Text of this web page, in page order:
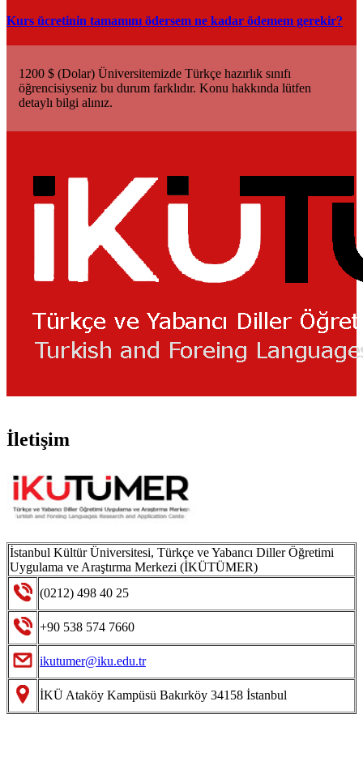
Kurs ücretinin tamamını ödersem ne kadar ödemem gerekir?
1200 $ (Dolar) Üniversitemizde Türkçe hazırlık sınıfı
öğrencisiyseniz bu durum farklıdır. Konu hakkında lütfen
detaylı bilgi alınız.
İletişim
İstanbul Kültür Üniversitesi, Türkçe ve Yabancı Diller Öğretimi
Uygulama ve Araştırma Merkezi (İKÜTÜMER)
(0212) 498 40 25
+90 538 574 7660
ikutumer@iku.edu.tr
İKÜ Ataköy Kampüsü Bakırköy 34158 İstanbul